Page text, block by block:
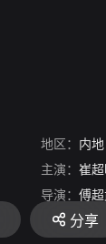
地区： 内地
主演： 崔
导演： 傅
分享